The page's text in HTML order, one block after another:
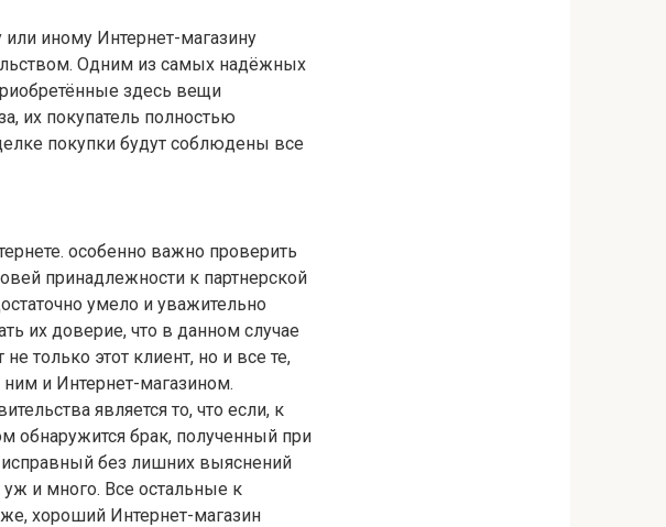
иному Интернет-магазину
Одним из самых надёжных
здесь вещи
их покупатель полностью
покупки будут соблюдены все
особенно важно проверить
принадлежности к партнерской
умело и уважительно
их доверие, что в данном случае
только этот клиент, но и все те,
и Интернет-магазином.
является то, что если, к
обнаружится брак, полученный при
без лишних выяснений
и много. Все остальные к
хороший Интернет-магазин